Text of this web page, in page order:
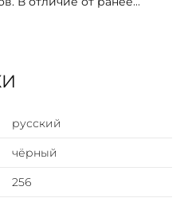
уменьшен объем
мере обобщить опыт
международным
русский
чёрный
256